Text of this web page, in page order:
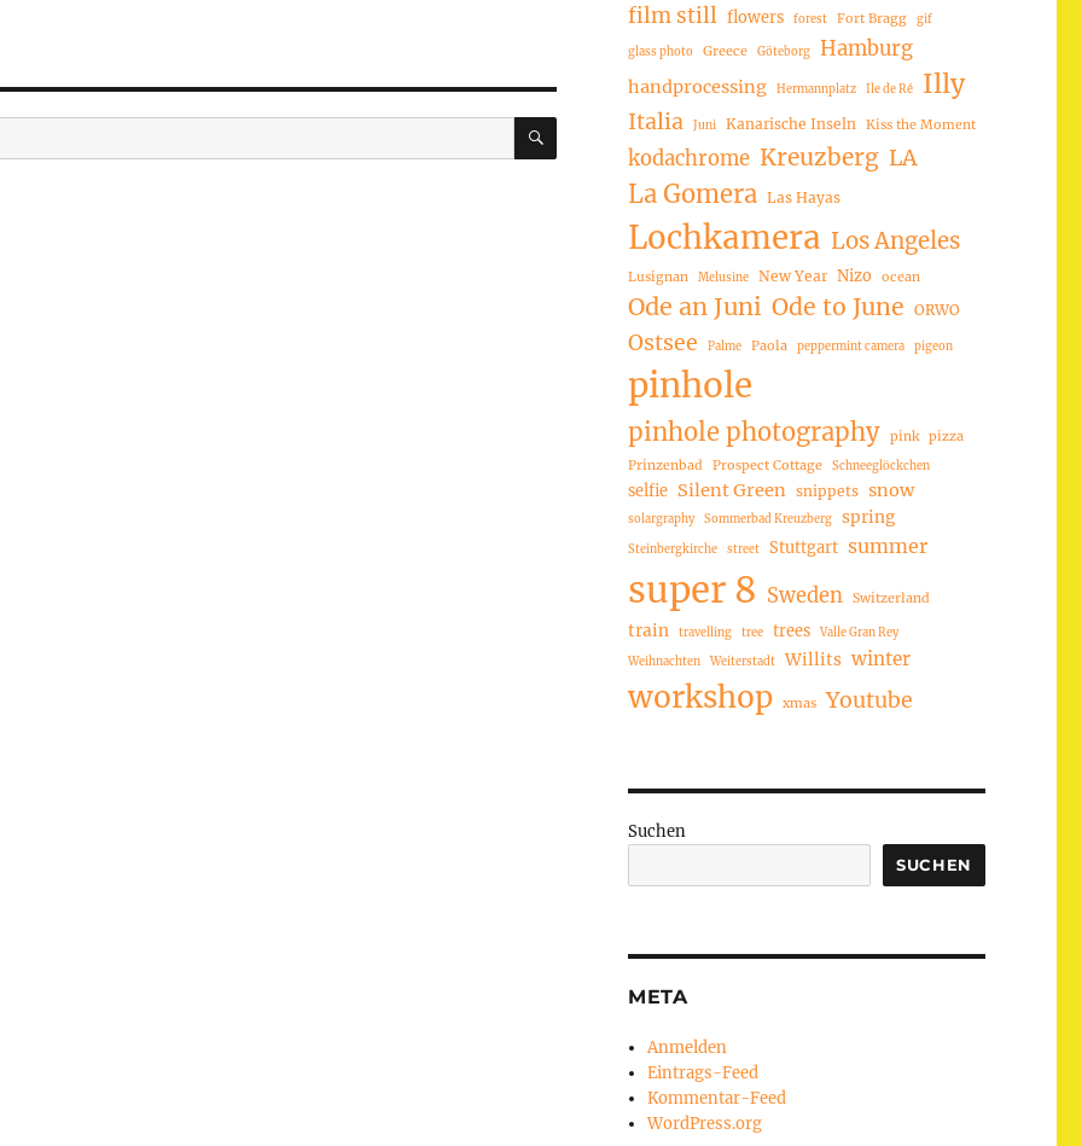
SUCHEN
film still flowers forest Fort Bragg gif
glass photo Greece Göteborg Hamburg
handprocessing Hermannplatz Ile de Ré Illy
Italia Juni Kanarische Inseln Kiss the Moment
kodachrome Kreuzberg LA
La Gomera Las Hayas
Lochkamera Los Angeles
Lusignan Melusine New Year Nizo ocean
Ode an Juni Ode to June ORWO
Ostsee Palme Paola peppermint camera pigeon
pinhole
pinhole photography pink pizza
Prinzenbad
Prospect Cottage Schneeglöckchen
selfie Silent Green snippets snow
solargraphy Sommerbad Kreuzberg spring
Steinbergkirche street Stuttgart summer
super 8 Sweden Switzerland
train travelling tree trees
Valle Gran Rey
Weihnachten
Weiterstadt Willits winter
workshop xmas Youtube
Suchen
SUCHEN
META
Anmelden
Eintrags-Feed
Kommentar-Feed
WordPress.org